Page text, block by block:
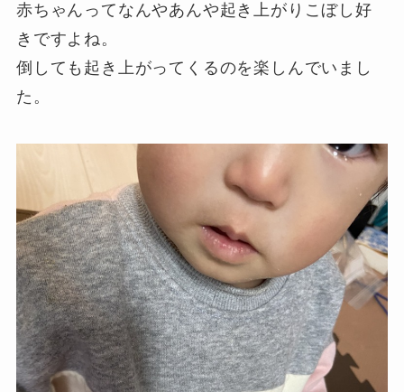
赤ちゃんってなんやあんや起き上がりこぼし好
きですよね。
倒しても起き上がってくるのを楽しんでいまし
た。